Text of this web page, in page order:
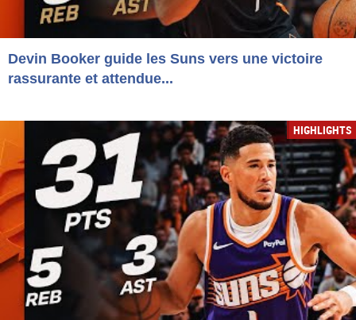
Devin Booker guide les Suns vers une victoire
rassurante et attendue...
HIGHLIGHTS